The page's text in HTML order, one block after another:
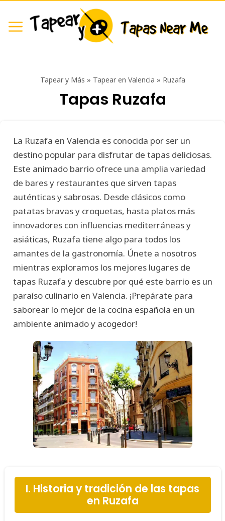
Tapear y Más » Tapear en Valencia » Ruzafa
Tapas Ruzafa
La Ruzafa en Valencia es conocida por ser un
destino popular para disfrutar de tapas deliciosas.
Este animado barrio ofrece una amplia variedad
de bares y restaurantes que sirven tapas
auténticas y sabrosas. Desde clásicos como
patatas bravas y croquetas, hasta platos más
innovadores con influencias mediterráneas y
asiáticas, Ruzafa tiene algo para todos los
amantes de la gastronomía. Únete a nosotros
mientras exploramos los mejores lugares de
tapas Ruzafa y descubre por qué este barrio es un
paraíso culinario en Valencia. ¡Prepárate para
saborear lo mejor de la cocina española en un
ambiente animado y acogedor!
I. Historia y tradición de las tapas
en Ruzafa